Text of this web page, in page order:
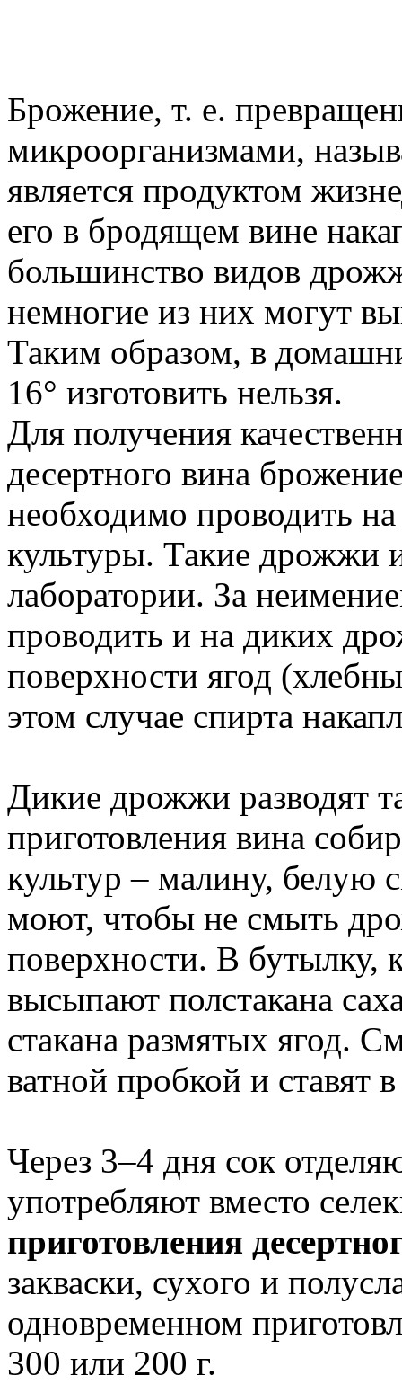
Брожение, т. е.
микроорганизмами,
является продуктом
его в бродящем вине
большинство видов
немногие из них могут
Таким образом, в
16° изготовить нельзя.
Для получения
десертного вина
необходимо проводить
культуры. Такие дрожжи
лаборатории. За
проводить и на диких
поверхности ягод
этом случае спирта
Дикие дрожжи разводят
приготовления вина
культур – малину, белую
моют, чтобы не смыть
поверхности. В бутылку,
высыпают полстакана
стакана размятых ягод.
ватной пробкой и ставят
Через 3–4 дня сок
употребляют вместо
приготовления
закваски, сухого и
одновременном
300 или 200 г.